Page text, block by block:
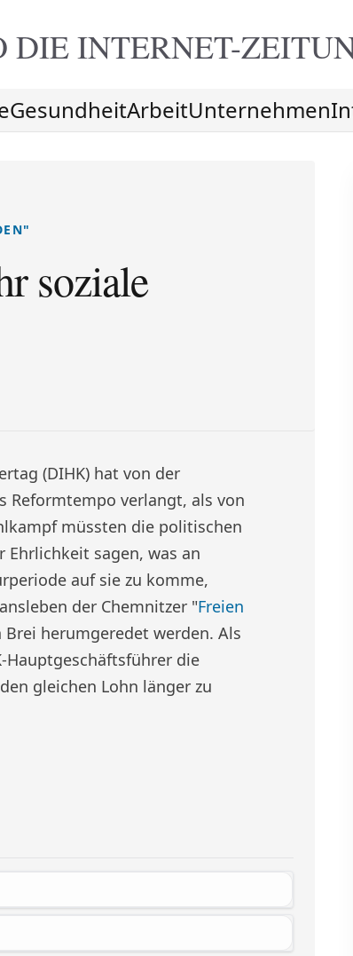
DIEINTERNET-
GesundheitArbeitUnternehmen
soziale
(DIHK) hat von der
Reformtempo verlangt, als von
müssten die politischen
sagen, was an
auf sie zu komme,
der Chemnitzer "Freien
herumgeredet werden. Als
Hauptgeschäftsführer die
gleichen Lohn länger zu